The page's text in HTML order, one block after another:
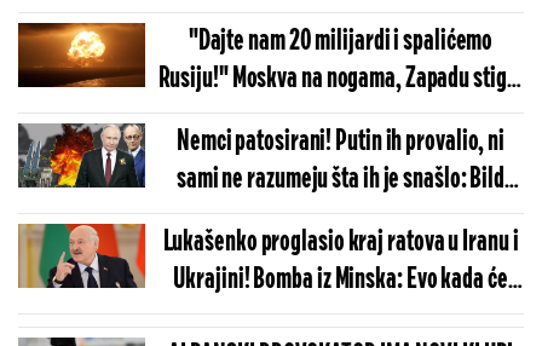
čudu, dolaze tektonske promene
"Dajte nam 20 milijardi i spalićemo
Rusiju!" Moskva na nogama, Zapadu stigla
zastrašujuća ponuda, vreme ističe...
Nemci patosirani! Putin ih provalio, ni
sami ne razumeju šta ih je snašlo: Bild
objavio ono o čemu su godinama ćutali
Lukašenko proglasio kraj ratova u Iranu i
Ukrajini! Bomba iz Minska: Evo kada će
sve biti završeno